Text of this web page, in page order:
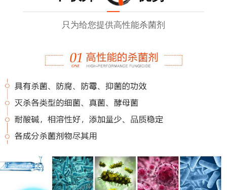
只为给您提供高性能杀菌剂